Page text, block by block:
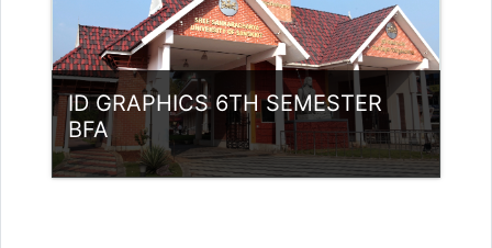
ID GRAPHICS 6TH SEMESTER
BFA